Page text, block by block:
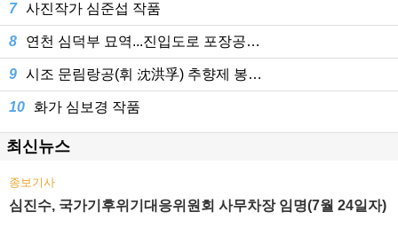
7 사진작가 심준섭 작품
8 연천 심덕부 묘역...진입도로 포장공…
9 시조 문림랑공(휘 沈洪孚) 추향제 봉…
10 화가 심보경 작품
최신뉴스
종보기사
심진수, 국가기후위기대응위원회 사무차장 임명(7월 24일자)